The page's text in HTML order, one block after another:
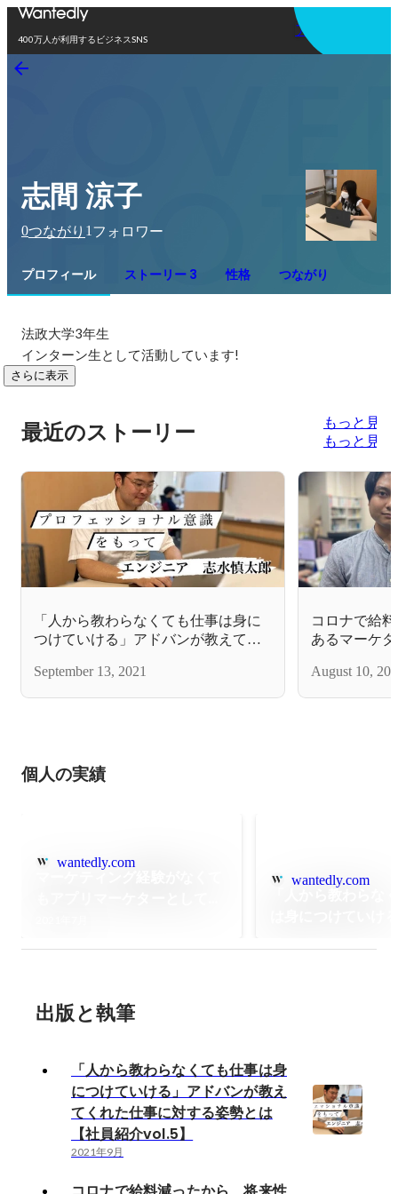
400万人が利用するビジネスSNS
アプリを使う
志間 涼子
0つながり 1 フォロワー
プロフィール ストーリー 3 性格 つながり
法政大学3年生
インターン生として活動しています!
さらに表示
最近のストーリー
もっと見る
もっと見る
「人から教わらなくても仕事は身に
つけていける」アドバンが教えてく
介vol.5】
September 13, 2021
コロナで給
あるマーケ
August 10,
個人の実績
wantedly.com
wantedly.com
出版と執筆
「人から教わらなくても仕事は身
につけていける」アドバンが教え
てくれた仕事に対する姿勢とは
【社員紹介vol.5】
2021年9月